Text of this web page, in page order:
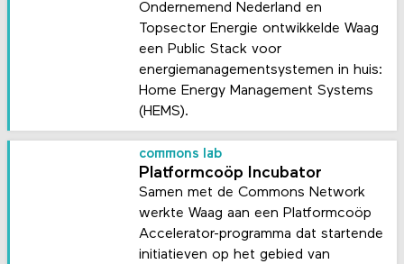
Ondernemend Nederland en
Topsector Energie ontwikkelde Waag
een Public Stack voor
energiemanagementsystemen in huis:
Home Energy Management Systems
(HEMS).
commons lab
Platformcoöp Incubator
Samen met de Commons Network
werkte Waag aan een Platformcoöp
Accelerator-programma dat startende
initiatieven op het gebied van